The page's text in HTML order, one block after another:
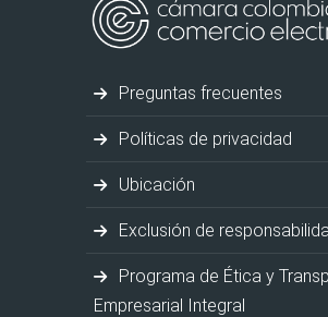
Preguntas frecuentes
Políticas de privacidad
Ubicación
Exclusión de
Programa de Ética y
Empresarial Integral